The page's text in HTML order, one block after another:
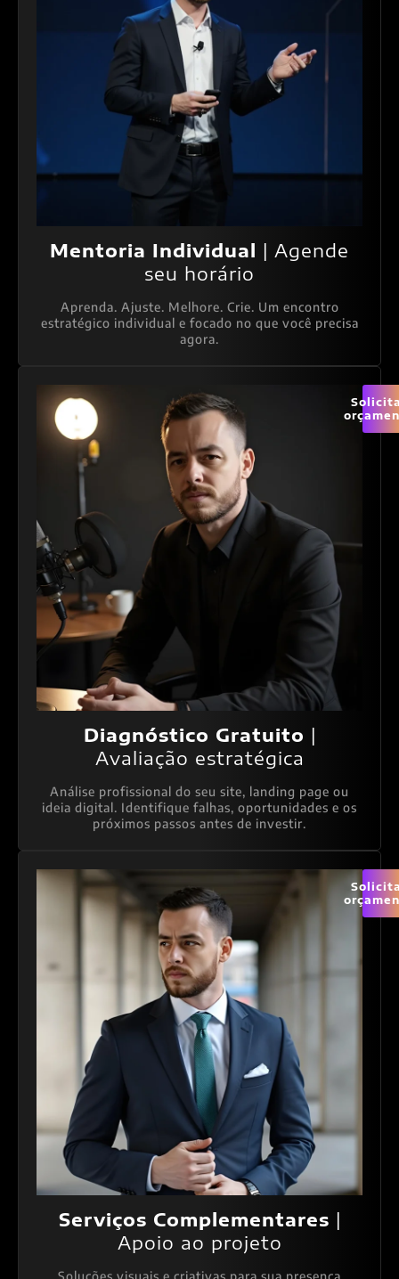
Mentoria Individual | Agende
seu horário
Aprenda. Ajuste. Melhore. Crie. Um encontro
estratégico individual e focado no que você precisa
agora.
Diagnóstico Gratuito |
Avaliação estratégica
Análise profissional do seu site, landing page ou
ideia digital. Identifique falhas, oportunidades e os
próximos passos antes de investir.
Serviços Complementares |
Apoio ao projeto
Soluções visuais e criativas para sua presença